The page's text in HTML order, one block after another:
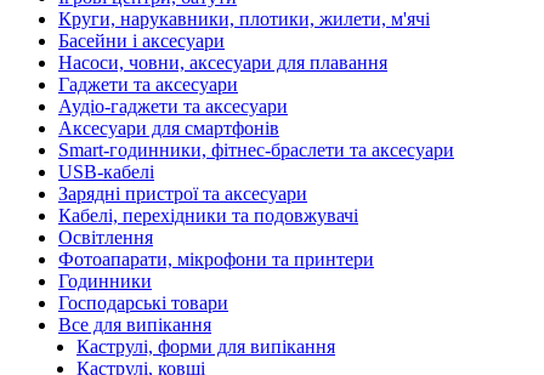
Круги, нарукавники, плотики, жилети, м'ячі
Басейни і аксесуари
Насоси, човни, аксесуари для плавання
Гаджети та аксесуари
Аудіо-гаджети та аксесуари
Аксесуари для смартфонів
Smart-годинники, фітнес-браслети та аксесуари
USB-кабелі
Зарядні пристрої та аксесуари
Кабелі, перехідники та подовжувачі
Освітлення
Фотоапарати, мікрофони та принтери
Годинники
Господарські товари
Все для випікання
Каструлі, форми для випікання
Каструлі, ковші